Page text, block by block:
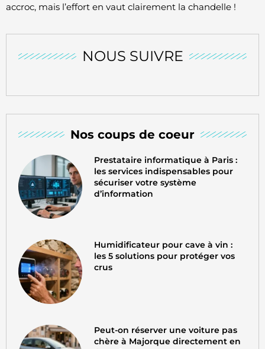
NOUS SUIVRE
Nos coups de coeur
Prestataire informatique à Paris :
les services indispensables pour
sécuriser votre système
d’information
Humidificateur pour cave à vin :
les 5 solutions pour protéger vos
crus
Peut-on réserver une voiture pas
chère à Majorque directement en
accroc, mais l’effort en vaut clairement la chandelle !